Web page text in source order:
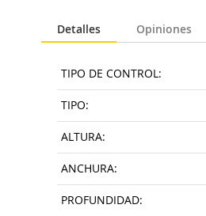
galería
imágenes
Detalles
TIPO DE CONTROL:
TIPO:
ALTURA:
ANCHURA:
PROFUNDIDAD:
Opiniones